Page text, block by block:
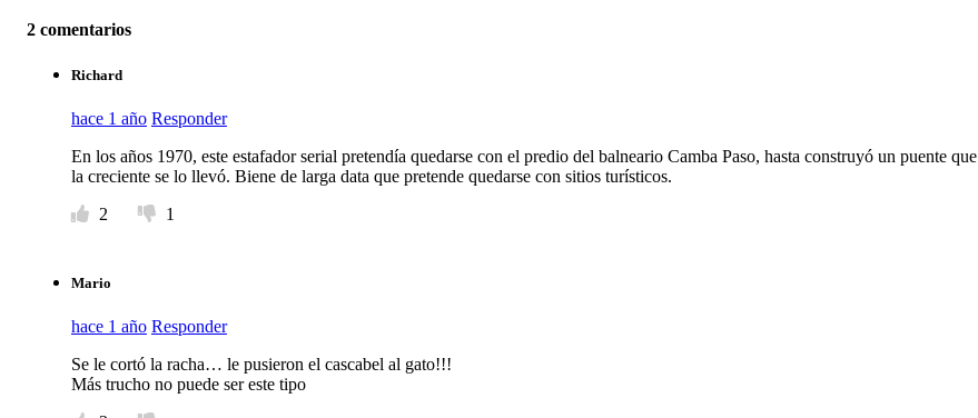
2 comentarios
Richard
hace 1 año Responder
En los años 1970, este estafador serial pretendía quedarse con el predio del balneario Camba Paso, hasta construyó un puente que
la creciente se lo llevó. Biene de larga data que pretende quedarse con sitios turísticos.
2
1
Mario
hace 1 año Responder
Se le cortó la racha… le pusieron el cascabel al gato!!!
Más trucho no puede ser este tipo